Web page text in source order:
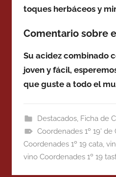
toques herbáceos y
Comentario sobre
Su acidez combinado
joven y fácil,
que guste a todo el
Destacados, Ficha de
Coordenades 1º 19'
Coordenades 1º 19 cata,
vino Coordenades 1º 19